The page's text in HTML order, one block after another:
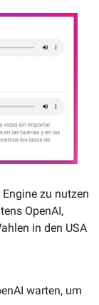
zu nutzen
OpenAI,
in den USA
warten, um